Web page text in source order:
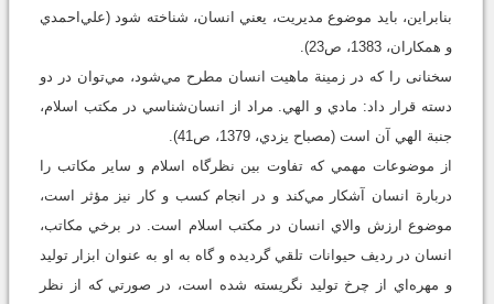
بنابراین، بايد موضوع مديريت، يعني انسان، شناخته شود (علي‌احمدي
و همكاران، 1383، ص23).
سخنانی را که در زمينة ماهيت انسان مطرح مي‌شود، مي‌توان در دو
دسته قرار داد: مادي و الهي. مراد از انسان‌شناسي در مکتب اسلام،
جنبة الهي آن است (مصباح يزدي، 1379، ص41).
از موضوعات مهمي كه تفاوت بين نظرگاه اسلام و ساير مكاتب را
دربارة انسان آشكار مي‌کند و در انجام كسب و كار نيز مؤثر است،
موضوع‌ ارزش والاي انسان در مكتب اسلام است. در برخي مكاتب،
انسان در رديف حيوانات تلقي گرديده و گاه به او به عنوان ابزار توليد
و مهره‌اي از چرخ توليد نگريسته شده است، در صورتي كه از نظر